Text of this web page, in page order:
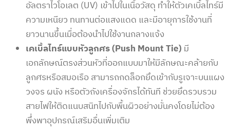
อัลตราไวโอเลต (UV) เข้าไปในเนื้อวัสดุ ทำให้ตัวเคเบิ้ลไทร์มี
ความเหนียว ทนทานต่อแสงแดด และมีอายุการใช้งานที่
ยาวนานขึ้นเมื่อต้องนำไปใช้งานกลางแจ้ง
เคเบิ้ลไทร์แบบหัวลูกศร (Push Mount Tie) มี
เอกลักษณ์ตรงส่วนหัวที่ออกแบบมาให้มีลักษณะคล้ายกับ
ลูกศรหรือสมอเรือ สามารถกดล็อกยึดเข้ากับรูเจาะบนแผง
วงจร ผนัง หรือตัวถังเครื่องจักรได้ทันที ช่วยยึดรวบรวม
สายไฟให้ติดแนบสนิทไปกับพื้นผิวอย่างมั่นคงโดยไม่ต้อง
พึ่งพาอุปกรณ์เสริมอื่นเพิ่มเติม